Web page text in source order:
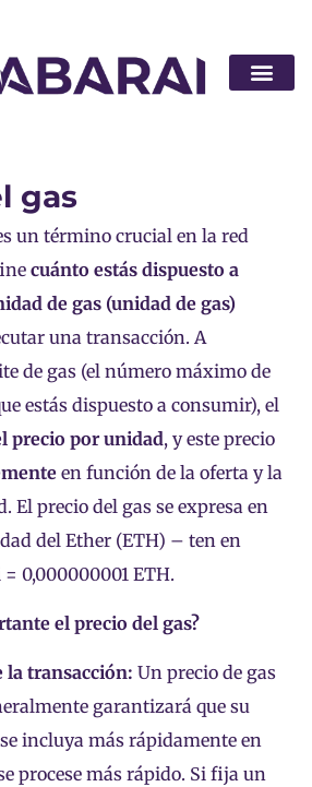
gas
un término crucial en la red
cuánto estás dispuesto a
de gas (unidad de gas)
una transacción. A
de gas (el número máximo de
estás dispuesto a consumir), el
precio por unidad, y este precio
en función de la oferta y la
El precio del gas se expresa en
del Ether (ETH) – ten en
0,000000001 ETH.
el precio del gas?
la transacción: Un precio de gas
garantizará que su
se incluya más rápidamente en
procese más rápido. Si fija un